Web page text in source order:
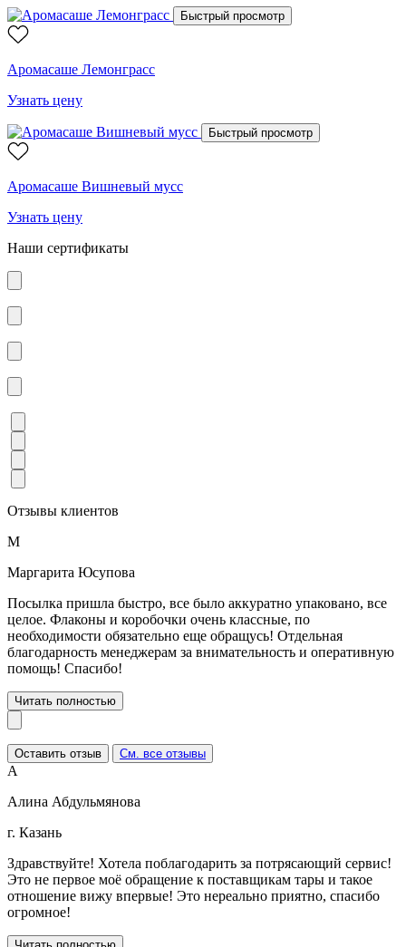
Быстрый просмотр
Аромасаше Лемонграсс
Узнать цену
Быстрый просмотр
Аромасаше Вишневый мусс
Узнать цену
Наши сертификаты
Отзывы клиентов
М
Маргарита Юсупова
Посылка пришла быстро, все было аккуратно упаковано, все
целое. Флаконы и коробочки очень классные, по
необходимости обязательно еще обращусь! Отдельная
благодарность менеджерам за внимательность и оперативную
помощь! Спасибо!
Читать полностью
Оставить отзыв См. все отзывы
А
Алина Абдульмянова
г. Казань
Здравствуйте! Хотела поблагодарить за потрясающий сервис!
Это не первое моё обращение к поставщикам тары и такое
отношение вижу впервые! Это нереально приятно, спасибо
огромное!
Читать полностью